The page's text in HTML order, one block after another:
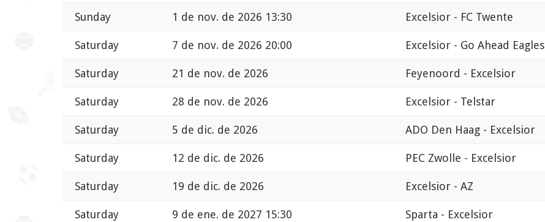
Sunday 1 de nov. de 2026 13:30 Excelsior - FC Twente
Saturday 7 de nov. de 2026 20:00 Excelsior - Go Ahead Eagles
Saturday 21 de nov. de 2026 Feyenoord - Excelsior
Saturday 28 de nov. de 2026 Excelsior - Telstar
Saturday 5 de dic. de 2026 ADO Den Haag - Excelsior
Saturday 12 de dic. de 2026 PEC Zwolle - Excelsior
Saturday 19 de dic. de 2026 Excelsior - AZ
Saturday 9 de ene. de 2027 15:30 Sparta - Excelsior